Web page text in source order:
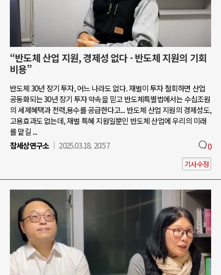
“반도체 산업 지원, 경제성 없다 - 반도체 지원의 기회
비용”
반도체 30년 장기 투자, 어느 나라도 없다. 재벌이 투자 철회하면 산업
공동화되는 30년 장기 투자 약속을 믿고 반도체특별법에서는 수십조원
의 세제혜택과 전력,용수를 공급한다고... 반도체 산업 지원의 경제성도,
고용효과도 없는데, 재벌 특혜 지원일뿐인 반도체 산업에 우리의 미래
를 맡길 ...
참세상연구소
2025.03.18. 20:57 0
기사수정